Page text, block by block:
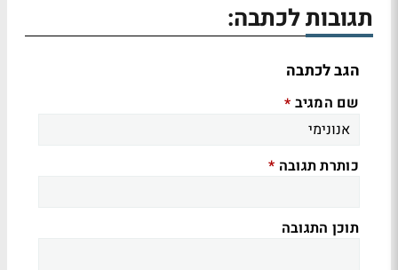
תגובות לכתבה:
הגב לכתבה
שם המגיב *
כותרת תגובה *
תוכן התגובה